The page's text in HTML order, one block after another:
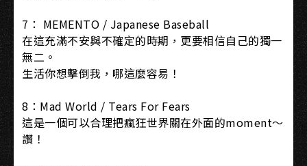
7： MEMENTO / Japanese Baseball​
在這充滿不安與不確定的時期，更要相信自己的獨一
無二。​
生活你想擊倒我，哪這麼容易！​
8：Mad World / Tears For Fears​
這是一個可以合理把瘋狂世界關在外面的moment～
讚！​